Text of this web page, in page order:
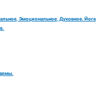
Эмоциональное, Духовное. Йога